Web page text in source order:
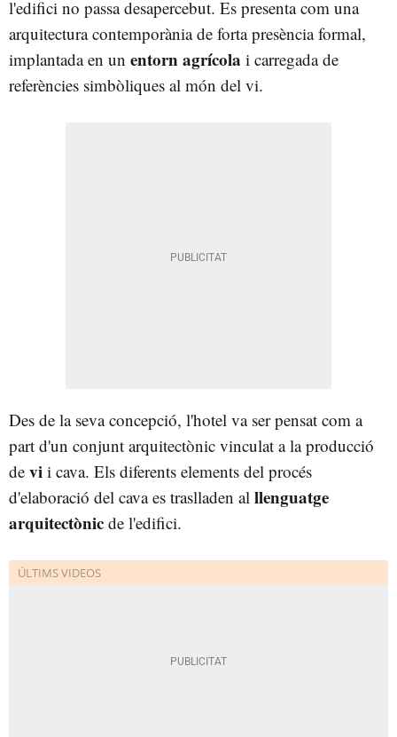
l'edifici no passa desapercebut. Es presenta com una
arquitectura contemporània de forta presència formal,
implantada en un entorn agrícola i carregada de
referències simbòliques al món del vi.
Des de la seva concepció, l'hotel va ser pensat com a
part d'un conjunt arquitectònic vinculat a la producció
de vi i cava. Els diferents elements del procés
d'elaboració del cava es traslladen al llenguatge
arquitectònic de l'edifici.